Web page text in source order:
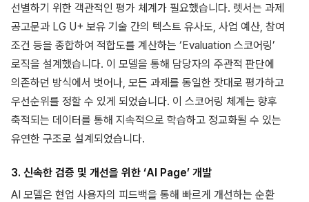
선별하기 위한 객관적인 평가 체계가 필요했습니다. 렛서는 과제
공고문과 LG U+ 보유 기술 간의 텍스트 유사도, 사업 예산, 참여
조건 등을 종합하여 적합도를 계산하는 ‘Evaluation 스코어링’
로직을 설계했습니다. 이 모델을 통해 담당자의 주관적 판단에
의존하던 방식에서 벗어나, 모든 과제를 동일한 잣대로 평가하고
우선순위를 정할 수 있게 되었습니다. 이 스코어링 체계는 향후
축적되는 데이터를 통해 지속적으로 학습하고 정교화될 수 있는
유연한 구조로 설계되었습니다.
3. 신속한 검증 및 개선을 위한 ‘AI Page’ 개발
AI 모델은 현업 사용자의 피드백을 통해 빠르게 개선하는 순환